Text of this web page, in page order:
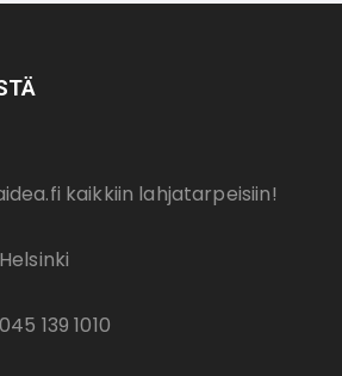
kaikkiin lahjatarpeisiin!
Helsinki
045 139 1010